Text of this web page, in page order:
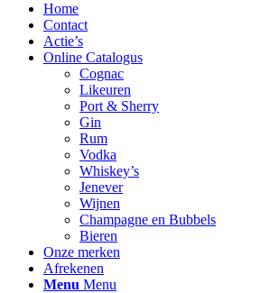
Home
Contact
Actie’s
Online Catalogus
Cognac
Likeuren
Port & Sherry
Gin
Rum
Vodka
Whiskey’s
Jenever
Wijnen
Champagne en Bubbels
Bieren
Onze merken
Afrekenen
Menu Menu